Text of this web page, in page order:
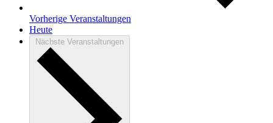
Vorherige Veranstaltungen
Heute
Nächste Veranstaltungen